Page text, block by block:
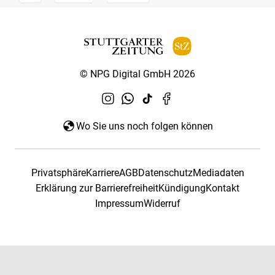
© NPG Digital GmbH 2026
Wo Sie uns noch folgen können
PrivatsphäreKarriereAGBDatenschutzMediadaten
Erklärung zur BarrierefreiheitKündigungKontakt
ImpressumWiderruf